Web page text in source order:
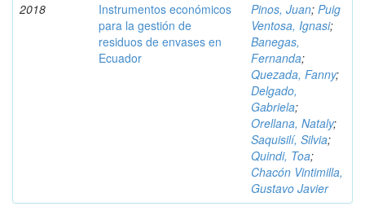
2018
Instrumentos económicos
para la gestión de
residuos de envases en
Ecuador
Pinos, Juan; Puig
Ventosa, Ignasi;
Banegas,
Fernanda;
Quezada, Fanny;
Delgado,
Gabriela;
Orellana, Nataly;
Saquisilí, Silvia;
Quindi, Toa;
Chacón Vintimilla,
Gustavo Javier